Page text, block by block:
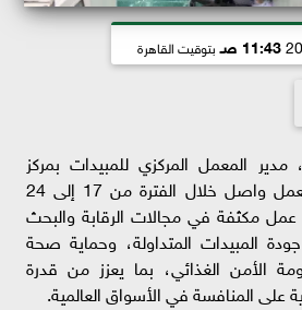
11:43 صـ بتوقيت القاهرة
المعمل المركزي للمبيدات بمركز
البحوث الزراعية، أن المعمل واصل خلال الفترة من 17 إلى 24
خطة عمل مكثفة في مجالات الرقابة والبحث
المبيدات المتداولة، وحماية صحة
الأمن الغذائي، بما يعزز من قدرة
على المنافسة في الأسواق العالمية.